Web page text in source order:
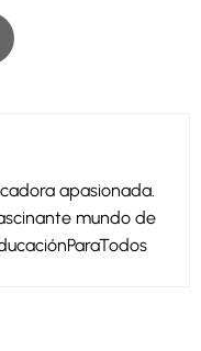
apasionada.
mundo de